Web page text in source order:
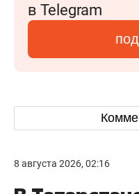
в Telegram
8 августа 2026, 02:16